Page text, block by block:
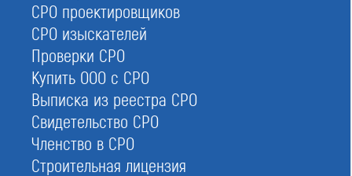
Москва, ст. м.«Баррикадная»,
ул. Большая Грузинская 12, строение 2, офис 9
СРО проектировщиков
СРО изыскателей
Проверки СРО
Купить ООО с СРО
Выписка из реестра СРО
Свидетельство СРО
Членство в СРО
Строительная лицензия
Главная Реестр СРО Проектировщиков